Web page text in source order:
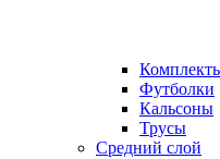
Футболки
Кальсоны
Трусы
Средний слой